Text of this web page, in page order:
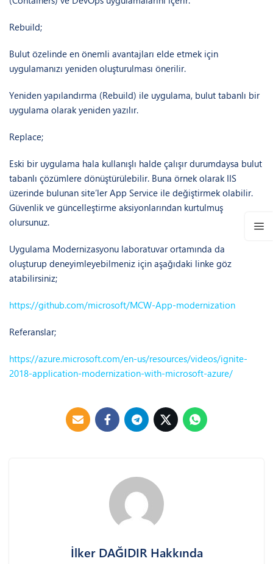
Rebuild;
Bulut özelinde en önemli avantajları elde etmek için
uygulamanızı yeniden oluşturulması önerilir.
Yeniden yapılandırma (Rebuild) ile uygulama, bulut tabanlı bir
uygulama olarak yeniden yazılır.
Replace;
Eski bir uygulama hala kullanışlı halde çalışır durumdaysa bulut
tabanlı çözümlere dönüştürülebilir. Buna örnek olarak IIS
üzerinde bulunan site’ler App Service ile değiştirmek olabilir.
Güvenlik ve güncelleştirme aksiyonlarından kurtulmuş
olursunuz.
Uygulama Modernizasyonu laboratuvar ortamında da
oluşturup deneyimleyebilmeniz için aşağıdaki linke göz
atabilirsiniz;
https://github.com/microsoft/MCW-App-modernization
Referanslar;
https://azure.microsoft.com/en-us/resources/videos/ignite-
2018-application-modernization-with-microsoft-azure/
İlker DAĞIDIR Hakkında